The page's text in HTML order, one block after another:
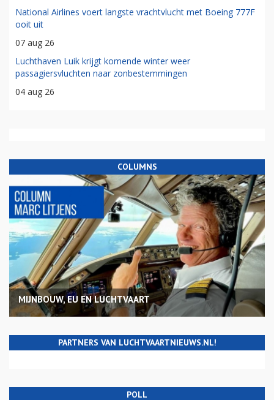
National Airlines voert langste vrachtvlucht met Boeing 777F
ooit uit
07 aug 26
Luchthaven Luik krijgt komende winter weer
passagiersvluchten naar zonbestemmingen
04 aug 26
COLUMNS
MIJNBOUW, EU EN LUCHTVAART
PARTNERS VAN LUCHTVAARTNIEUWS.NL!
POLL